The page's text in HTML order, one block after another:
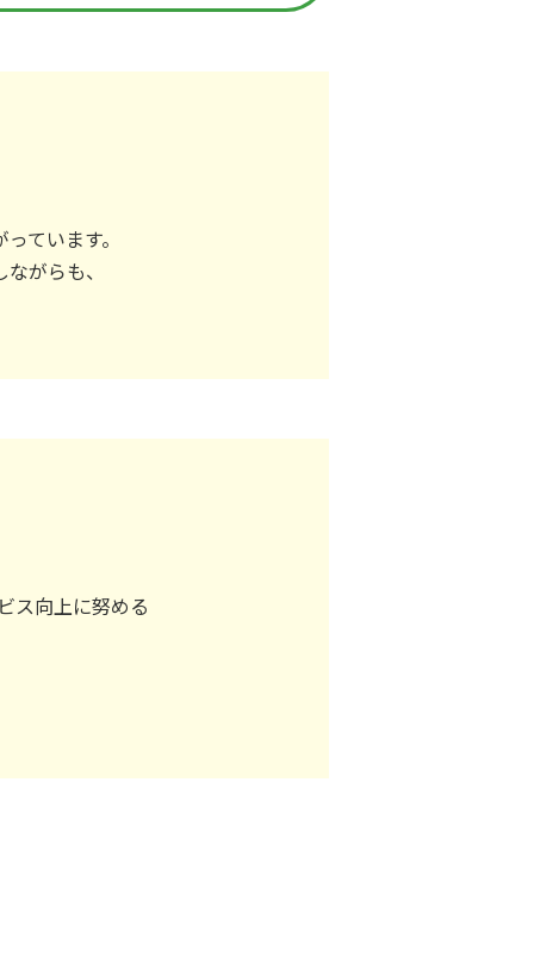
っています。
がらも、
ス向上に努める